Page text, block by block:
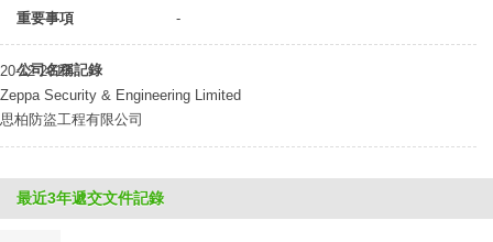
重要事項 -
公司名稱記錄
20-12-2013
Zeppa Security & Engineering Limited
思柏防盜工程有限公司
最近3年遞交文件記錄